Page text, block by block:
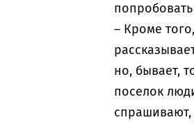
– Кроме
но, бывает,
поселок
спрашивают,